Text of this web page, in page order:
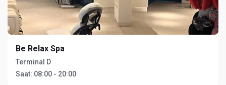
Be Relax Spa
Terminal D
Saat: 08:00 - 20:00